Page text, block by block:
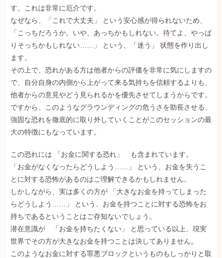
す。これは非常に厄介です。
なぜなら、「これで大丈夫」 という安心感が得られないため、
「こっちだろうか。いや、あっちかもしれない。待てよ、やっぱ
りそっちかもしれない……」 という、「迷う」 状態を作り出し
ます。
その上で、恐れがある方は他者からの評価を非常に気にしますの
で、自分自身の内側から上がって来る気持ちを信頼するよりも、
他者からの意見やどう見られるかを優先させてしまうからです。
ですから、このようなグラウンディングの危うさを助長させる、
強固な恐れを徹底的に取り外していくことがこのセッションの最
大の特徴にもなっています。
この恐れには 「お金に関する恐れ」 も含まれています。
「お金がなくなったらどうしよう……」 という、お金を失うこ
とに対する恐怖があるのはご理解できるかもしれません。
しかしながら、実は多くの方が 「大きなお金を持ってしまった
らどうしよう……」 という、お金を持つことに対する恐怖をお
持ちであるということはご存知ないでしょう。
潜在意識が 「お金を持ちたくない」 と思っている以上、現実
世界でその方が大きなお金を持つことは決してありません。
このようなお金に対する罪悪ブロックというものもしっかりと取